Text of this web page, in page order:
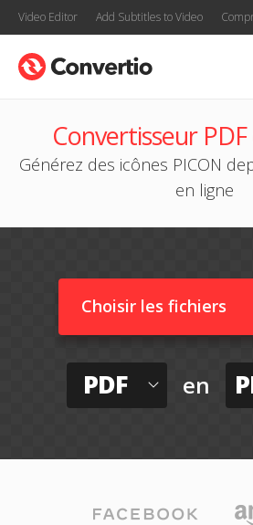
Video Editor Add Subtitles to Video
Convertisseur
Générez des icônes PICON
en ligne
Choisir les fichiers
PDF en